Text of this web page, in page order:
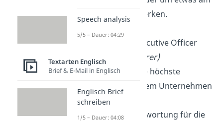
Rande anzumerken.
: Chief Executive Officer
(Geschäftsführer)
Der CEO ist die höchste
Position in einem Unternehmen
und trägt die
Gesamtverantwortung für die
Speech analysis
5/5 – Dauer: 04:29
Textarten Englisch
Brief & E-Mail in Englisch
Englisch Brief
schreiben
1/5 – Dauer: 04:08